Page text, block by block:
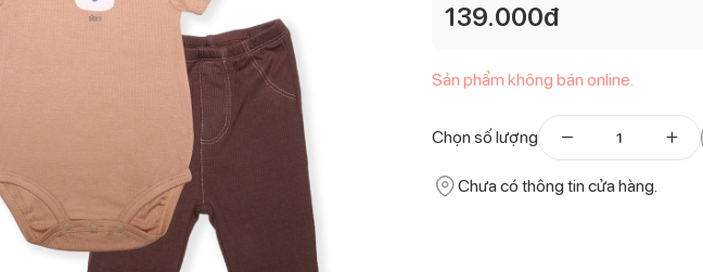
139.000đ
Sản phẩm không bán online.
Chọn số lượng
Chưa có thông tin cửa hàng.